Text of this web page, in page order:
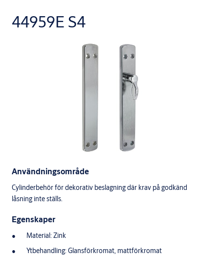
44959E S4
Användningsområde
Cylinderbehör för dekorativ beslagning där krav på godkänd
låsning inte ställs.
Egenskaper
Material: Zink
Ytbehandling: Glansförkromat, mattförkromat